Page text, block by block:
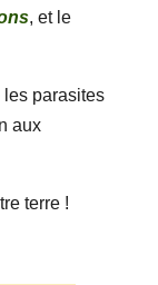
, et le
parasites
aux
terre !